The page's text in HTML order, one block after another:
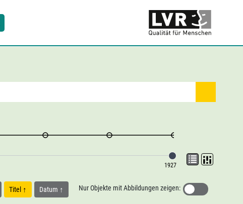
1927
Titel Datum Nur Objekte mit Abbildungen zeigen: